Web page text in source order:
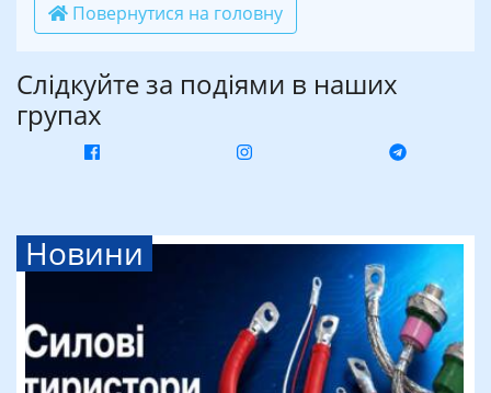
Повернутися на головну
Слідкуйте за подіями в наших
групах
Новини